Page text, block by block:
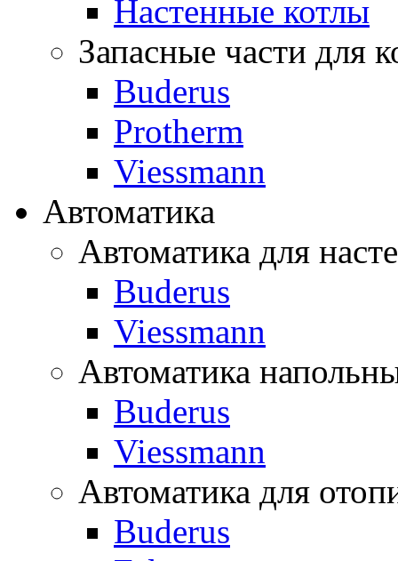
Настенные котлы
Запасные части для
Buderus
Protherm
Viessmann
Автоматика
Автоматика для
Buderus
Viessmann
Автоматика
Buderus
Viessmann
Автоматика для
Buderus